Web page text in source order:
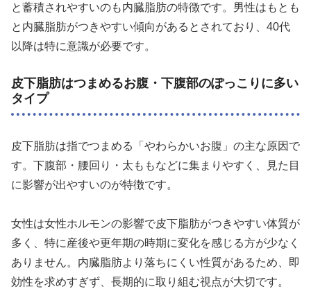
と蓄積されやすいのも内臓脂肪の特徴です。男性はもとも
と内臓脂肪がつきやすい傾向があるとされており、40代
以降は特に意識が必要です。
皮下脂肪はつまめるお腹・下腹部のぽっこりに多い
タイプ
皮下脂肪は指でつまめる「やわらかいお腹」の主な原因で
す。下腹部・腰回り・太ももなどに集まりやすく、見た目
に影響が出やすいのが特徴です。
女性は女性ホルモンの影響で皮下脂肪がつきやすい体質が
多く、特に産後や更年期の時期に変化を感じる方が少なく
ありません。内臓脂肪より落ちにくい性質があるため、即
効性を求めすぎず、長期的に取り組む視点が大切です。